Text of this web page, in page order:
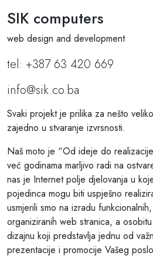
SIK computers
web design and development
tel: +387 63 420 669
info@sik.co.ba
Svaki projekt je prilika za nešto
zajedno u stvaranje izvrsnosti.
Naš moto je “Od ideje do
već godinama marljivo radi na
nas je Internet polje djelovanja u
pojedinca mogu biti uspješno
usmjerili smo na izradu
organiziranih web stranica, a
dizajnu koji predstavlja jednu od
prezentacije i promocije Vašeg